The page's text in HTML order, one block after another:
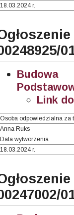
18.03.2024 r.
Budowa
Link
Osoba odpowiedzialna za
Anna Ruks
Data wytworzenia
18.03.2024 r.